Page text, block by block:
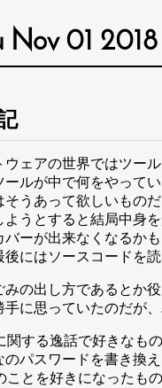
Nov 01 2018
ウェアの世界ではツー
ールが中で何をやって
そうあって欲しいもの
ようとすると結局中身
バーが出来なくなるか
後にはソースコードを
みの出し方であるとか
手に思っていたのだが
関する逸話で好きなも
のパスワードを書き換
ことを好きになったも